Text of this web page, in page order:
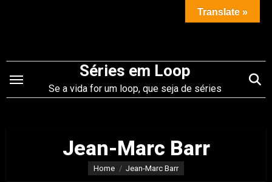
conteúdo
Séries em Loop
Se a vida for um loop, que seja de séries
Jean-Marc Barr
Home Jean-Marc Barr
Translate »